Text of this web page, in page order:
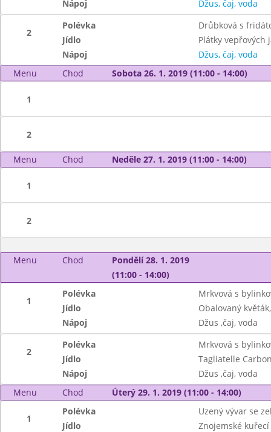
Nápoj
Džus, čaj, voda
2
Polévka
Drůbková s
Jídlo
Plátky vepřových
Nápoj
Džus, čaj, voda
Menu
Chod Sobota 26. 1. 2019 (11:00 - 14:00)
1
2
Menu Chod Neděle 27. 1. 2019 (11:00 - 14:00)
1
2
Menu Chod
Pondělí 28. 1. 2019
(11:00 - 14:00)
1
Polévka
Mrkvová s
Jídlo
Obalovaný
Nápoj
Džus ,čaj, voda
2
Polévka
Mrkvová s
Jídlo
Tagliatelle
Nápoj
Džus ,čaj, voda
Menu
Chod Úterý 29. 1. 2019 (11:00 - 14:00)
1
Polévka
Uzený vývar se
Jídlo
Znojemské